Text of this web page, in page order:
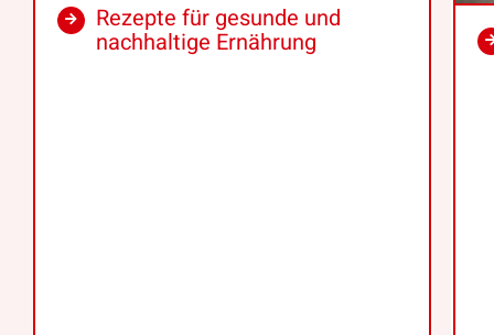
Rezepte für gesunde und
nachhaltige Ernährung